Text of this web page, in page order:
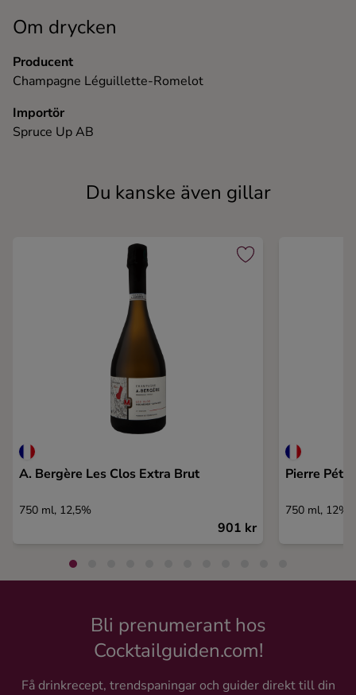
Om drycken
Producent
Champagne Léguillette-Romelot
Importör
Spruce Up AB
Du kanske även gillar
A. Bergère Les Clos Extra Brut
750 ml, 12,5%
901 kr
Pierre
750 ml, 12%
Bli prenumerant hos
Cocktailguiden.com!
Få drinkrecept, trendspaningar och guider direkt till din